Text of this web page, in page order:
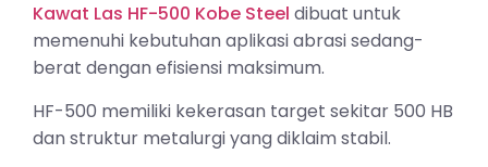
Kawat Las HF-500 Kobe Steel dibuat untuk
memenuhi kebutuhan aplikasi abrasi sedang-
berat dengan efisiensi maksimum.
HF-500 memiliki kekerasan target sekitar 500 HB
dan struktur metalurgi yang diklaim stabil.